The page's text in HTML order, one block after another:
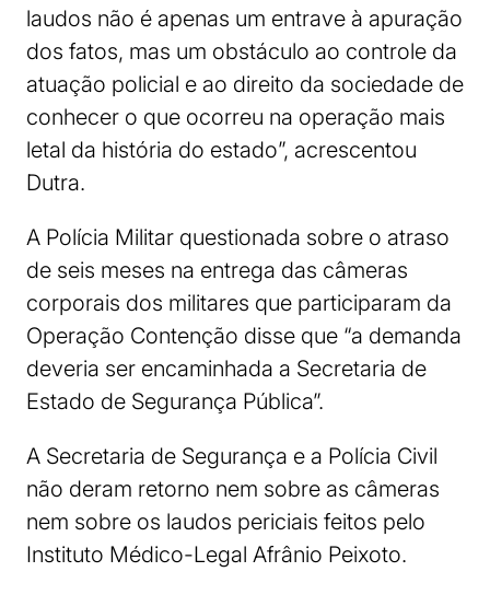
laudos não é apenas um entrave à apuração
dos fatos, mas um obstáculo ao controle da
atuação policial e ao direito da sociedade de
conhecer o que ocorreu na operação mais
letal da história do estado”, acrescentou
Dutra.
A Polícia Militar questionada sobre o atraso
de seis meses na entrega das câmeras
corporais dos militares que participaram da
Operação Contenção disse que “a demanda
deveria ser encaminhada a Secretaria de
Estado de Segurança Pública”.
A Secretaria de Segurança e a Polícia Civil
não deram retorno nem sobre as câmeras
nem sobre os laudos periciais feitos pelo
Instituto Médico-Legal Afrânio Peixoto.